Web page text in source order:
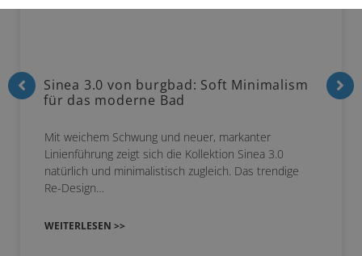
Sinea 3.0 von burgbad: Soft Minimalism
für das moderne Bad
Mit weichem Schwung und neuer, markanter
Linienführung zeigt sich die Kollektion Sinea 3.0
natürlich und minimalistisch zugleich. Das trendige
Re-Design…
WEITERLESEN >>